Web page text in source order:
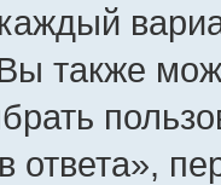
также
ответа»,